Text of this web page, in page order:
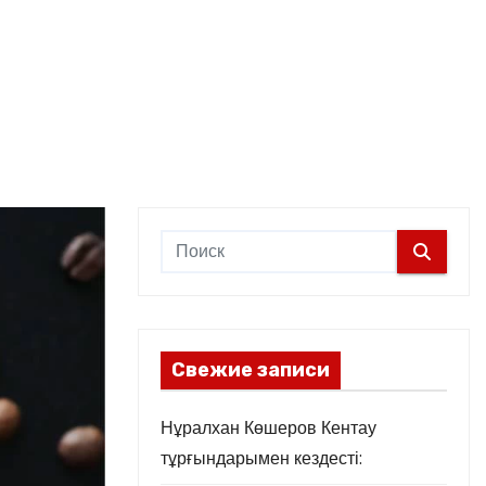
Свежие записи
Нұралхан Көшеров Кентау
тұрғындарымен кездесті: